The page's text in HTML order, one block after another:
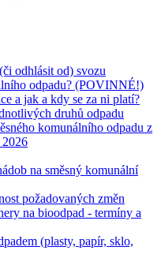
odhlásit od) svozu
odpadu? (POVINNÉ!)
a jak a kdy se za ni platí?
druhů odpadu
komunálního odpadu z
2026
na směsný komunální
požadovaných změn
na bioodpad - termíny a
(plasty, papír, sklo,